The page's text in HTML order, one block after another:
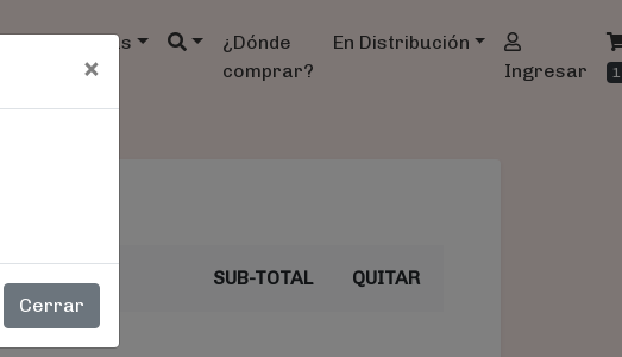
Agendas
¿Dónde
comprar?
En Distribución
Ingresar
1
×
Cerrar
SUB-TOTAL QUITAR